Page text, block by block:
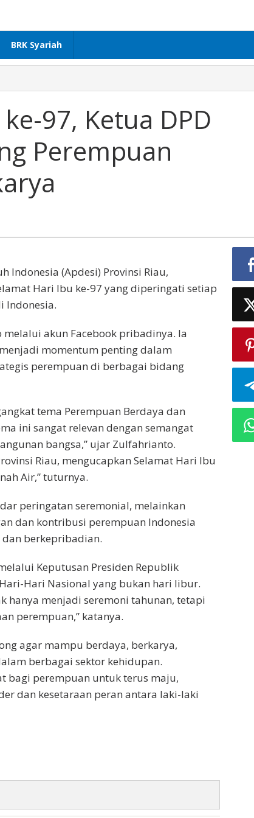
BRK Syariah
97, Ketua DPD
Perempuan
Indonesia (Apdesi) Provinsi Riau,
Hari Ibu ke-97 yang diperingati setiap
Indonesia.
akun Facebook pribadinya. Ia
momentum penting dalam
perempuan di berbagai bidang
tema Perempuan Berdaya dan
ini sangat relevan dengan semangat
bangsa,” ujar Zulfahrianto.
Riau, mengucapkan Selamat Hari Ibu
Air,” tuturnya.
peringatan seremonial, melainkan
dan kontribusi perempuan Indonesia
berkepribadian.
Keputusan Presiden Republik
Hari Nasional yang bukan hari libur.
hanya menjadi seremoni tahunan, tetapi
perempuan,” katanya.
agar mampu berdaya, berkarya,
berbagai sektor kehidupan.
bagi perempuan untuk terus maju,
dan kesetaraan peran antara laki-laki